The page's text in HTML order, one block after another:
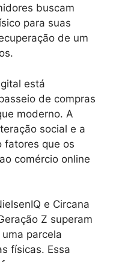
buscam
para suas
de um
está
de compras
moderno. A
social e a
fatores que os
comércio online
e Circana
Z superam
parcela
físicas. Essa